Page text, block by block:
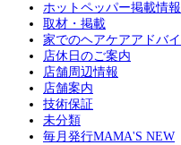
ホットペッパー掲載情報
取材・掲載
家でのヘアケアアドバ
店休日のご案内
店舗周辺情報
店舗案内
技術保証
未分類
毎月発行MAMA'S NEW